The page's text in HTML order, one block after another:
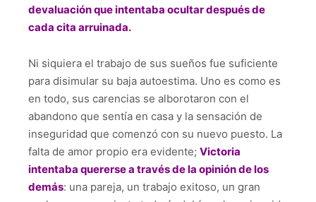
devaluación que intentaba ocultar después de
cada cita arruinada.
Ni siquiera el trabajo de sus sueños fue suficiente
para disimular su baja autoestima. Uno es como es
en todo, sus carencias se alborotaron con el
abandono que sentía en casa y la sensación de
inseguridad que comenzó con su nuevo puesto. La
falta de amor propio era evidente; Victoria
intentaba quererse a través de la opinión de los
demás: una pareja, un trabajo exitoso, un gran